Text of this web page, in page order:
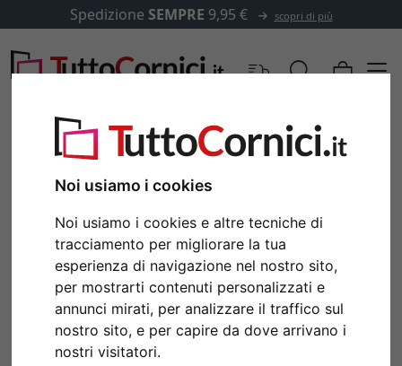
Noi usiamo i cookies
Noi usiamo i cookies e altre tecniche di
tracciamento per migliorare la tua
esperienza di navigazione nel nostro sito,
per mostrarti contenuti personalizzati e
annunci mirati, per analizzare il traffico sul
nostro sito, e per capire da dove arrivano i
nostri visitatori.
Spedizione SEMPRE 9,95 € scopri di più
Indietro